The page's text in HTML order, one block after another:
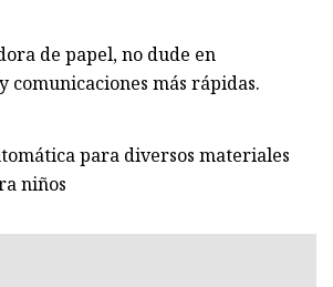
de papel, no dude en
comunicaciones más rápidas.
para diversos materiales
niños